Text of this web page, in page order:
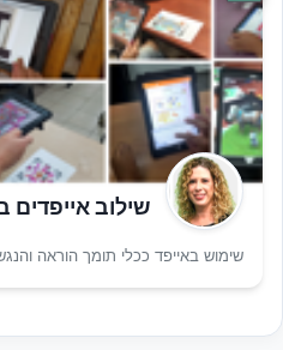
שילוב אייפדים
שימוש באייפד ככלי תומך הוראה